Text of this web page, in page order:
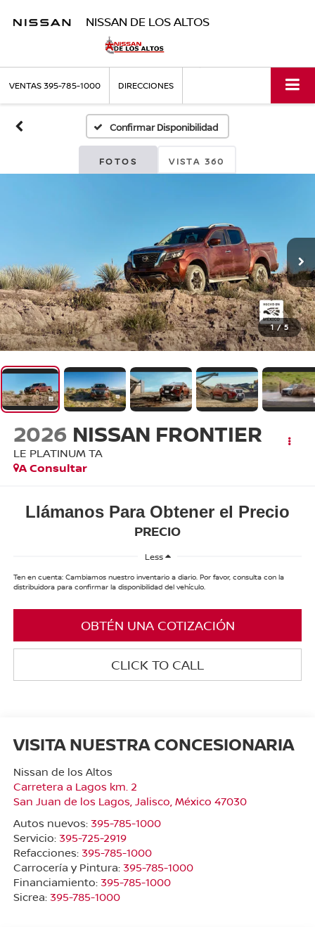
NISSAN DE LOS ALTOS
VENTAS395-785-1000 DIRECCIONES
Confirmar Disponibilidad
FOTOS VISTA 360
1 / 5
2026 NISSAN FRONTIER
LE PLATINUM TA
A Consultar
Llámanos Para Obtener el Precio
PRECIO
Less
Ten en cuenta: Cambiamos nuestro inventario a diario. Por favor, consulta con la
distribuidora para confirmar la disponibilidad del vehículo.
OBTÉN UNA COTIZACIÓN
CLICK TO CALL
VISITA NUESTRA CONCESIONARIA
Nissan de los Altos
Carretera a Lagos km. 2
San Juan de los Lagos Jalisco , México 47030
Autos nuevos: 395-785-1000
Servicio: 395-725-2919
Refacciones: 395-785-1000
Carrocería y Pintura: 395-785-1000
Financiamiento: 395-785-1000
Sicrea: 395-785-1000